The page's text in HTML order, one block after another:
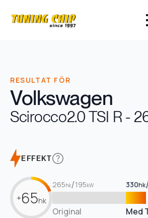
RESULTAT FÖR
Volkswagen
Scirocco2.0 TSI R -
EFFEKT
+65hk
265hk/195kW 330hk
Original Med